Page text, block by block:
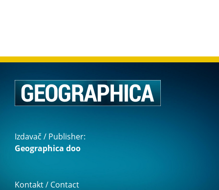
Izdavač / Publisher:
Geographica doo
Kontakt / Contact